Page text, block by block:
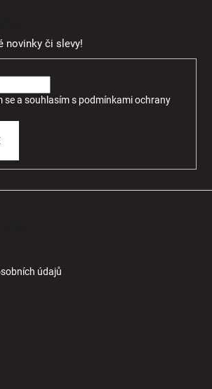
novinky či slevy!
se a souhlasíms podmínkami ochrany
údajů